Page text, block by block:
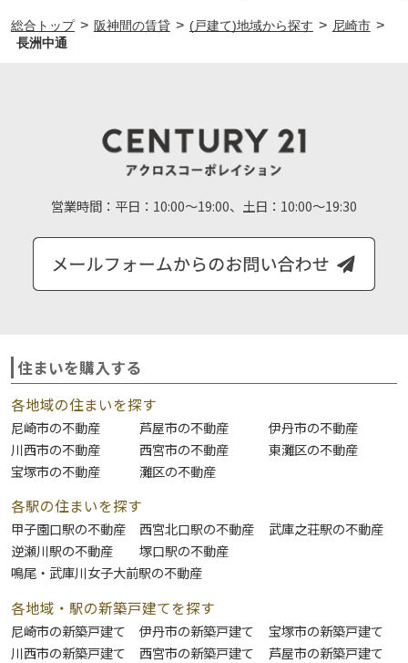
総合トップ > 阪神間の賃貸 > (戸建て)地域から探す > 尼崎市 >
長洲中通
営業時間： 平日：10:00～19:00、土日：10:00～19:30
住まいを購入する
各地域の住まいを探す
尼崎市の不動産 芦屋市の不動産
伊丹市の不動産
川西市の不動産
西宮市の不動産
東灘区の不動産
宝塚市の不動産
灘区の不動産
各駅の住まいを探す
甲子園口駅の不動産 西宮北口駅の不動産
武庫之荘駅の不動産
逆瀬川駅の不動産
塚口駅の不動産
鳴尾・武庫川女子大前駅の不動産
各地域・駅の新築戸建てを探す
尼崎市の新築戸建て 伊丹市の新築戸建て
宝塚市の新築戸建て
川西市の新築戸建て
西宮市の新築戸建て
芦屋市の新築戸建て